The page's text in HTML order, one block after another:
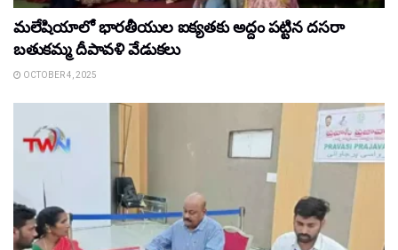
మలేషియాలో భారతీయుల ఐక్యతకు అద్దం పట్టిన దసరా
బతుకమ్మ దీపావళి వేడుకలు
OCTOBER 4, 2025